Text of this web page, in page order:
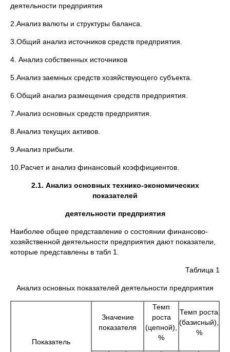
деятельности предприятия
2.Анализ валюты и структуры баланса.
3.Общий анализ источников средств предприятия.
4. Анализ собственных источников
5.Анализ заемных средств хозяйствующего субъекта.
6.Общий анализ размещения средств предприятия.
7.Анализ основных средств предприятия.
8.Анализ текущих активов.
9.Анализ прибыли.
10.Расчет и анализ финансовый коэффициентов.
2.1. Анализ основных технико-экономических
показателей
деятельности предприятия
Наиболее общее представление о состоянии финансово-
хозяйственной деятельности предприятия дают показатели,
которые представлены в табл 1.
Таблица 1
Анализ основных показателей деятельности предприятия
Показатель
Значение
показателя
Темп
роста
(цепной),
%
Темп роста
(базисный),
%